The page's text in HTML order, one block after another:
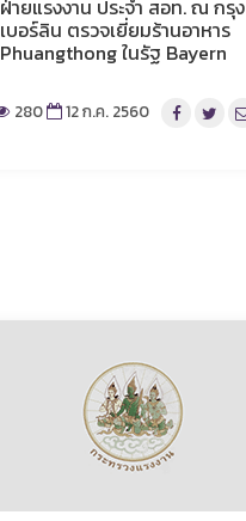
ฝ่ายแรงงาน ประจำ สอท. ณ กรุง
เบอร์ลิน ตรวจเยี่ยมร้านอาหาร
Phuangthong ในรัฐ Bayern
280 12 ก.ค. 2560